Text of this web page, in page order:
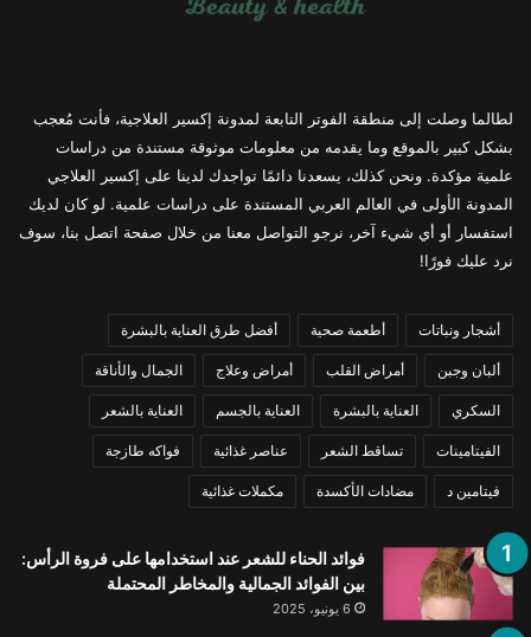
لطالما وصلت إلى منطقة الفوتر التابعة لمدونة إكسير العلاجية، فأنت مُعجب
بشكل كبير بالموقع وما يقدمه من معلومات موثوقة مستندة من دراسات
علمية مؤكدة. ونحن كذلك، يسعدنا دائمًا تواجدك لدينا على إكسير العلاجي
المدونة الأولى في العالم العربي المستندة على دراسات علمية. لو كان لديك
استفسار أو أي شيء آخر، نرجو التواصل معنا من خلال صفحة اتصل بنا، سوف
نرد عليك فورًا!
أشجار ونباتات أطعمة صحية أفضل طرق العناية بالبشرة
ألبان وجبن أمراض القلب أمراض وعلاج الجمال والأناقة
السكري العناية بالبشرة العناية بالجسم العناية بالشعر
الفيتامينات تساقط الشعر عناصر غذائية فواكه طازجة
فيتامين د مضادات الأكسدة مكملات غذائية
فوائد الحناء للشعر عند استخدامها على فروة الرأس:
بين الفوائد الجمالية والمخاطر المحتملة
6 يونيو، 2025